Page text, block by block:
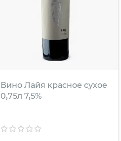
Вино Лайя красное сухое
0,75л 7,5%